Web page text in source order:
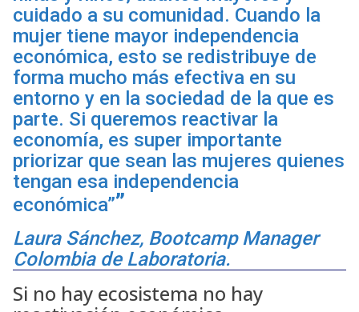
cuidado a su comunidad. Cuando la
mujer tiene mayor independencia
económica, esto se redistribuye de
forma mucho más efectiva en su
entorno y en la sociedad de la que es
parte. Si queremos reactivar la
economía, es super importante
priorizar que sean las mujeres quienes
tengan esa independencia
económica”
Laura Sánchez, Bootcamp Manager
Colombia de Laboratoria.
Si no hay ecosistema no hay